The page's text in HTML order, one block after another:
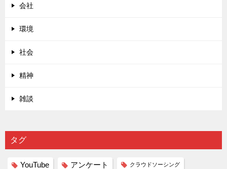
会社
環境
社会
精神
雑談
タグ
YouTube アンケート クラウドソーシング